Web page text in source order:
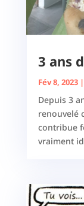
3 ans
Fév 8, 2023|
Depuis 3
renouvelé
contribue
vraiment